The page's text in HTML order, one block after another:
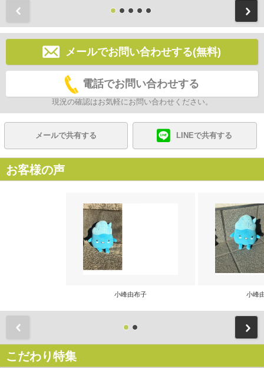
メールでお問い合わせする(無料)
電話でお問い合わせする
現況の確認はお気軽にお問い合わせください。
メールで共有する LINEで共有する
お客様の声
小峰由布子 小峰
こだわり特集